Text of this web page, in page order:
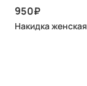
950
Накидка женская